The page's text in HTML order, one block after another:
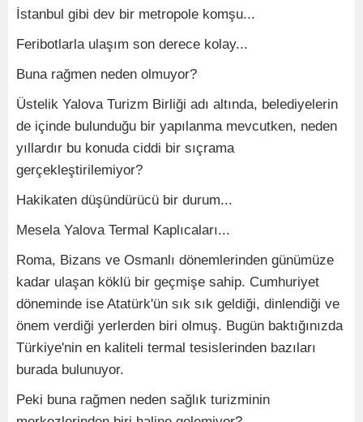
İstanbul gibi dev bir metropole komşu...
Feribotlarla ulaşım son derece kolay...
Buna rağmen neden olmuyor?
Üstelik Yalova Turizm Birliği adı altında, belediyelerin
de içinde bulunduğu bir yapılanma mevcutken, neden
yıllardır bu konuda ciddi bir sıçrama
gerçekleştirilemiyor?
Hakikaten düşündürücü bir durum...
Mesela Yalova Termal Kaplıcaları...
Roma, Bizans ve Osmanlı dönemlerinden günümüze
kadar ulaşan köklü bir geçmişe sahip. Cumhuriyet
döneminde ise Atatürk'ün sık sık geldiği, dinlendiği ve
önem verdiği yerlerden biri olmuş. Bugün baktığınızda
Türkiye'nin en kaliteli termal tesislerinden bazıları
burada bulunuyor.
Peki buna rağmen neden sağlık turizminin